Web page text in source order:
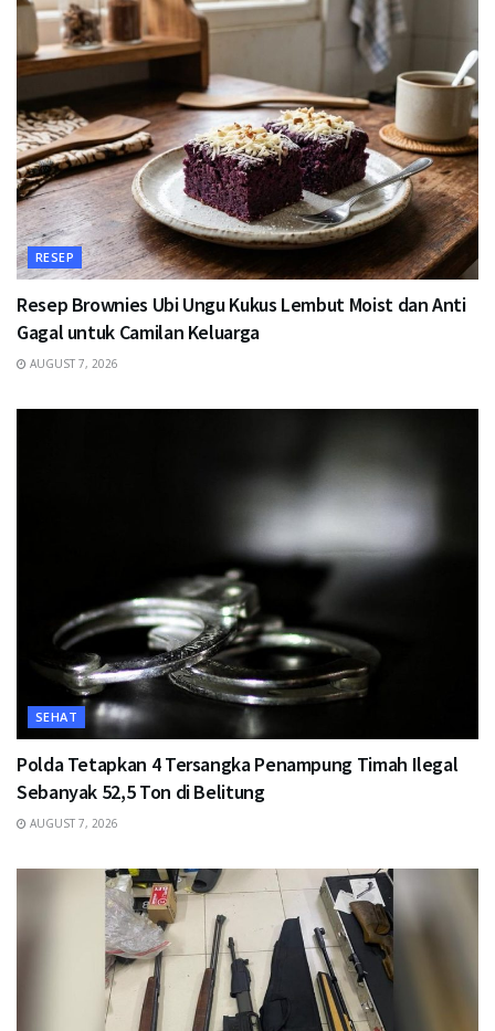
RESEP
Resep Brownies Ubi Ungu Kukus Lembut Moist dan Anti
Gagal untuk Camilan Keluarga
AUGUST 7, 2026
SEHAT
Polda Tetapkan 4 Tersangka Penampung Timah Ilegal
Sebanyak 52,5 Ton di Belitung
AUGUST 7, 2026